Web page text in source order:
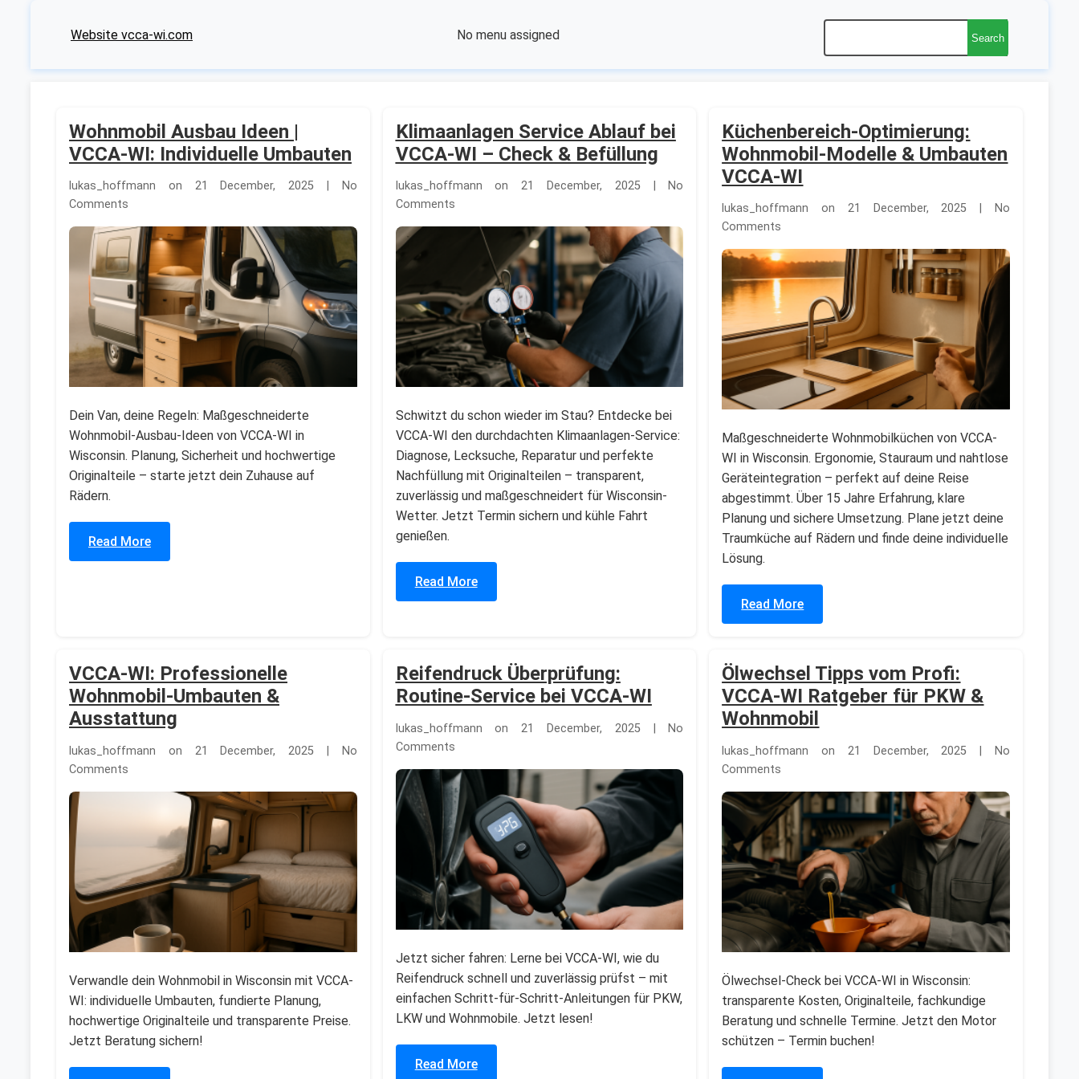
Website vcca-wi.com No menu assigned Search
Wohnmobil Ausbau Ideen |
VCCA-WI: Individuelle Umbauten
lukas_hoffmann on 21 December, 2025 | No
Comments
Dein Van, deine Regeln: Maßgeschneiderte
Wohnmobil-Ausbau-Ideen von VCCA-WI in
Wisconsin. Planung, Sicherheit und hochwertige
Originalteile – starte jetzt dein Zuhause auf
Rädern.
Read More
Klimaanlagen Service Ablauf bei
VCCA-WI – Check & Befüllung
lukas_hoffmann on 21 December, 2025 | No
Comments
Schwitzt du schon wieder im Stau? Entdecke bei
VCCA-WI den durchdachten Klimaanlagen-Service:
Diagnose, Lecksuche, Reparatur und perfekte
Nachfüllung mit Originalteilen – transparent,
zuverlässig und maßgeschneidert für Wisconsin-
Wetter. Jetzt Termin sichern und kühle Fahrt
genießen.
Read More
Küchenbereich-Optimierung:
Wohnmobil-Modelle & Umbauten
VCCA-WI
lukas_hoffmann on 21 December, 2025 | No
Comments
Maßgeschneiderte Wohnmobilküchen von VCCA-
WI in Wisconsin. Ergonomie, Stauraum und nahtlose
Geräteintegration – perfekt auf deine Reise
abgestimmt. Über 15 Jahre Erfahrung, klare
Planung und sichere Umsetzung. Plane jetzt deine
Traumküche auf Rädern und finde deine individuelle
Lösung.
Read More
VCCA-WI: Professionelle
Wohnmobil-Umbauten &
Ausstattung
lukas_hoffmann on 21 December, 2025 | No
Comments
Verwandle dein Wohnmobil in Wisconsin mit VCCA-
WI: individuelle Umbauten, fundierte Planung,
hochwertige Originalteile und transparente Preise.
Jetzt Beratung sichern!
Reifendruck Überprüfung:
Routine-Service bei VCCA-WI
lukas_hoffmann on 21 December, 2025 | No
Comments
Jetzt sicher fahren: Lerne bei VCCA-WI, wie du
Reifendruck schnell und zuverlässig prüfst – mit
einfachen Schritt-für-Schritt-Anleitungen für PKW,
LKW und Wohnmobile. Jetzt lesen!
Read More
Ölwechsel Tipps vom Profi:
VCCA-WI Ratgeber für PKW &
Wohnmobil
lukas_hoffmann on 21 December, 2025 | No
Comments
Ölwechsel-Check bei VCCA-WI in Wisconsin:
transparente Kosten, Originalteile, fachkundige
Beratung und schnelle Termine. Jetzt den Motor
schützen – Termin buchen!